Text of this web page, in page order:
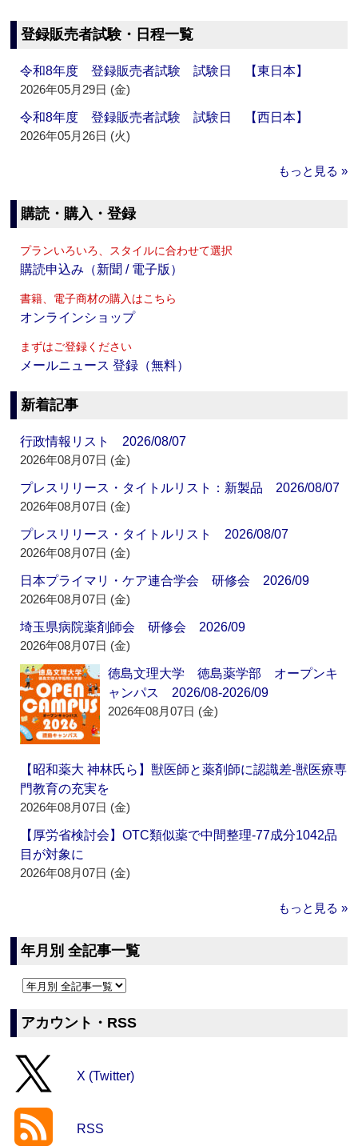
登録販売者試験・日程一覧
令和8年度 登録販売者試験 試験日 【東日本】
2026年05月29日 (金)
令和8年度 登録販売者試験 試験日 【西日本】
2026年05月26日 (火)
もっと見る »
購読・購入・登録
プランいろいろ、スタイルに合わせて選択
購読申込み（新聞 / 電子版）
書籍、電子商材の購入はこちら
オンラインショップ
まずはご登録ください
メールニュース 登録（無料）
新着記事
行政情報リスト 2026/08/07
2026年08月07日 (金)
プレスリリース・タイトルリスト：新製品 2026/08/07
2026年08月07日 (金)
プレスリリース・タイトルリスト 2026/08/07
2026年08月07日 (金)
日本プライマリ・ケア連合学会 研修会 2026/09
2026年08月07日 (金)
埼玉県病院薬剤師会 研修会 2026/09
2026年08月07日 (金)
徳島文理大学 徳島薬学部 オープンキ
ャンパス 2026/08-2026/09
2026年08月07日 (金)
【昭和薬大 神林氏ら】獣医師と薬剤師に認識差‐獣医療専
門教育の充実を
2026年08月07日 (金)
【厚労省検討会】OTC類似薬で中間整理‐77成分1042品
目が対象に
2026年08月07日 (金)
もっと見る »
年月別 全記事一覧
アカウント・RSS
X (Twitter)
RSS